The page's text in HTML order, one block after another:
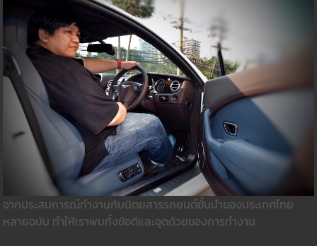
จากประสบการณ์ทำงานกับนิตยสารรถยนต์ชั้นนำของประเทศไทย
หลายฉบับ ทำให้เราพบทั้งข้อดีและจุดด้วยของการทำงาน